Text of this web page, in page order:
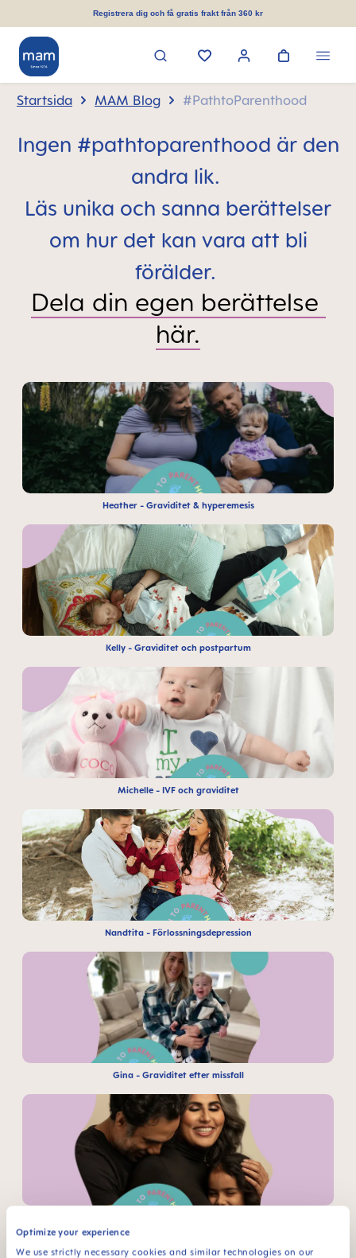
Optimize your experience
We use strictly necessary cookies and similar technologies on our
Registrera dig och få gratis frakt från 360 kr
Startsida MAM Blog #PathtoParenthood
Ingen #pathtoparenthood är den
andra lik.
Läs unika och sanna berättelser
om hur det kan vara att bli
förälder.
Dela din egen berättelse
här.
Heather - Graviditet & hyperemesis
Kelly - Graviditet och postpartum
Michelle - IVF och graviditet
Nandtita - Förlossningsdepression
Gina - Graviditet efter missfall